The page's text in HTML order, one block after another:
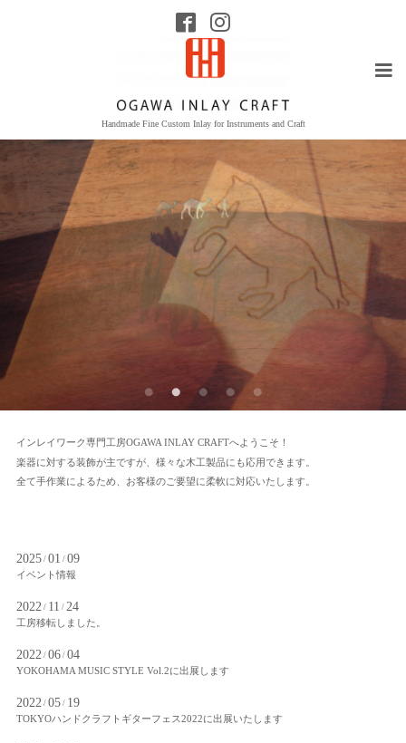
Handmade Fine Custom Inlay for Instruments and Craft
インレイワーク専門工房OGAWA INLAY CRAFTへようこそ！
楽器に対する装飾が主ですが、様々な木工製品にも応用できます。
全て手作業によるため、お客様のご要望に柔軟に対応いたします。
2025 / 01 / 09
イベント情報
2022 / 11 / 24
工房移転しました。
2022 / 06 / 04
YOKOHAMA MUSIC STYLE Vol.2に出展します
2022 / 05 / 19
TOKYOハンドクラフトギターフェス2022に出展いたします